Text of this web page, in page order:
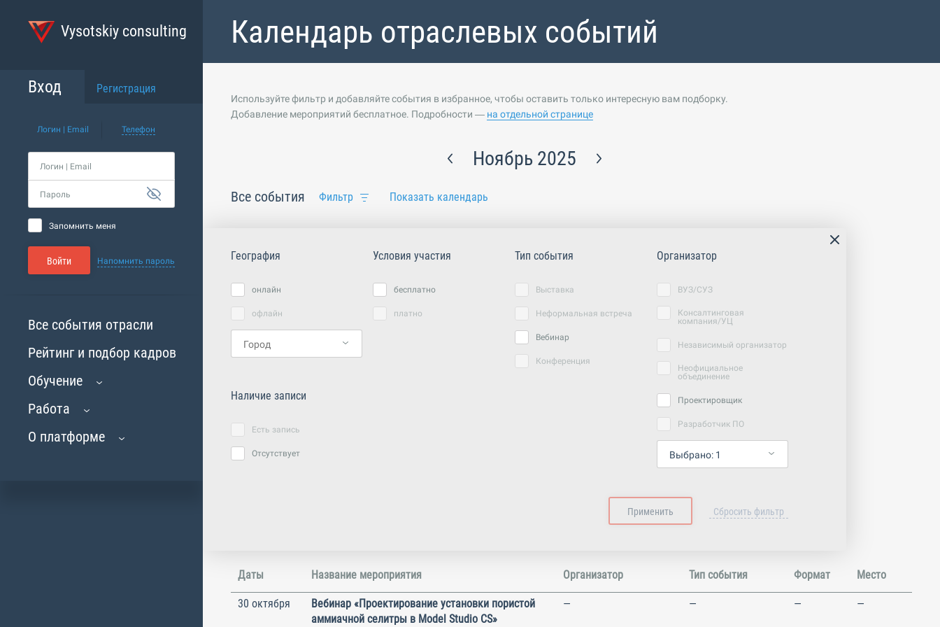
Vysotskiy consulting
Вход Регистрация
Логин | Email Телефон
Логин | Email
Пароль
Запомнить меня
Войти Напомнить пароль
Все события отрасли
Рейтинг и подбор кадров
Обучение
Работа
О платформе
Календарь отраслевых событий
Используйте фильтр и добавляйте события в избранное, чтобы оставить только интересную вам подборку.
Добавление мероприятий бесплатное. Подробности — на отдельной странице
Ноябрь 2025
Все события Фильтр Показать календарь
География
онлайн
офлайн
Наличие записи
Есть запись
Отсутствует
Условия участия
бесплатно
платно
Тип события
Выставка
Неформальная встреча
Вебинар
Конференция
Организатор
ВУЗ/СУЗ
Консалтинговая
компания/УЦ
Независимый организатор
Неофициальное
объединение
Проектировщик
Разработчик ПО
Выбрано: 1
Даты Название мероприятия Организатор Тип события Формат Место
30 октября
Вебинар «Проектирование установки пористой
аммиачной селитры в Model Studio CS»
— — — —